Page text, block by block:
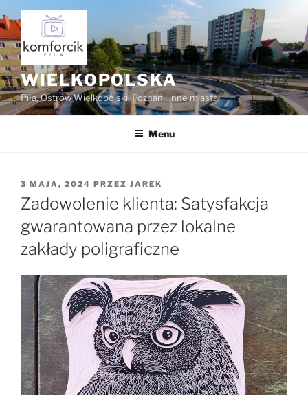
Przejdź
do
treści
WIELKOPOLSKA
Piła, Ostrów Wielkopolski, Poznań i inne miasta!
Menu
OPUBLIKOWANE
W
3 MAJA, 2024 PRZEZ JAREK
Zadowolenie klienta: Satysfakcja
gwarantowana przez lokalne
zakłady poligraficzne